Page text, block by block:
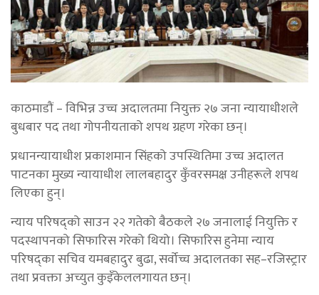
काठमाडौं – विभिन्न उच्च अदालतमा नियुक्त २७ जना न्यायाधीशले
बुधबार पद तथा गोपनीयताको शपथ ग्रहण गरेका छन्।
प्रधानन्यायाधीश प्रकाशमान सिंहको उपस्थितिमा उच्च अदालत
पाटनका मुख्य न्यायाधीश लालबहादुर कुँवरसमक्ष उनीहरूले शपथ
लिएका हुन्।
न्याय परिषद्को साउन २२ गतेको बैठकले २७ जनालाई नियुक्ति र
पदस्थापनको सिफारिस गरेको थियो। सिफारिस हुनेमा न्याय
परिषद्का सचिव यमबहादुर बुढा, सर्वोच्च अदालतका सह–रजिस्ट्रार
तथा प्रवक्ता अच्युत कुइँकेललगायत छन्।